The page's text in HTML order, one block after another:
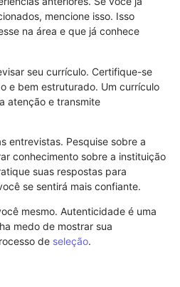
mencione isso. Isso
na área e que já conhece
seu currículo. Certifique-se
e bem estruturado. Um currículo
atenção e transmite
entrevistas. Pesquise sobre a
conhecimento sobre a instituição
suas respostas para
se sentirá mais confiante.
mesmo. Autenticidade é uma
medo de mostrar sua
de seleção.